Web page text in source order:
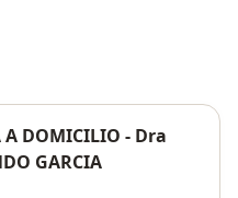
A DOMICILIO - Dra
GARCIA